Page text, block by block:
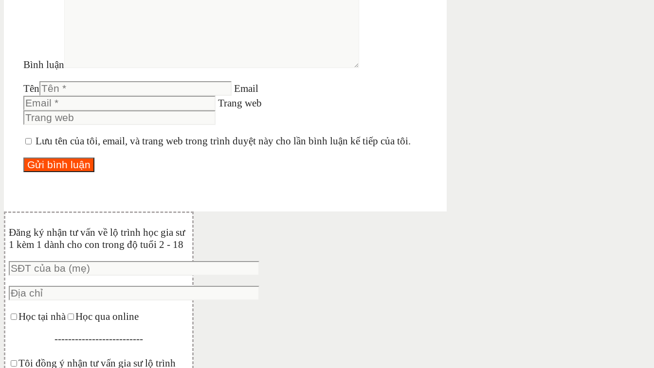
Bình luận
Tên
Email
Trang web
Lưu tên của tôi, email, và trang web trong trình duyệt này cho lần bình luận kế tiếp của tôi.
Đăng ký nhận tư vấn về lộ trình học gia sư
1 kèm 1 dành cho con trong độ tuổi 2 - 18
Học tại nhà
Học qua online
--------------------------
Tôi đồng ý nhận tư vấn gia sư lộ trình